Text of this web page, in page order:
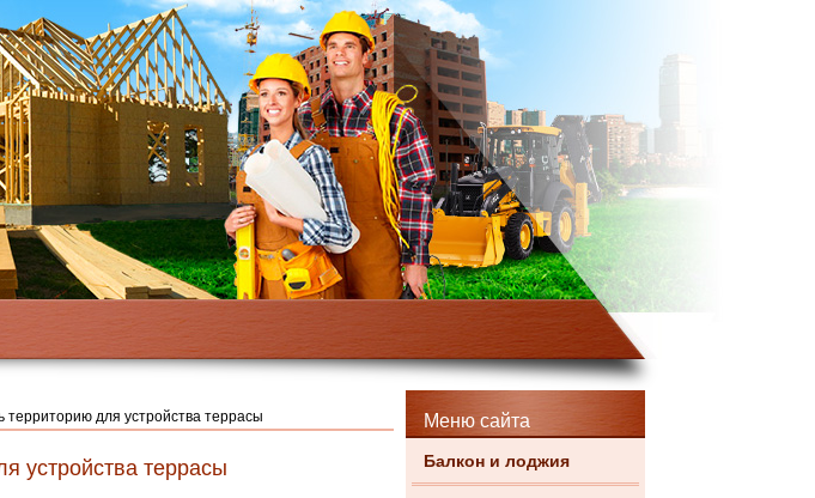
Меню сайта
Балкон и лоджия
территорию для устройства террасы
устройства террасы